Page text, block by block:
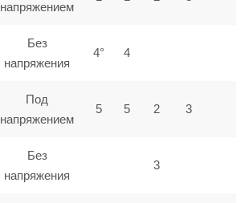
напряжением
Без
напряжения
4° 4
Под
напряжением
5 5 2 3
Без
напряжения
3